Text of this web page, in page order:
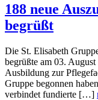
188 neue
begrüßt
Die St. Elisabeth
begrüßte am 03.
Ausbildung zur
Gruppe begonnen
verbindet fundierte […]